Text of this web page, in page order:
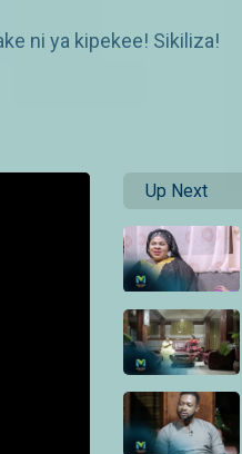
ni ya kipekee! Sikiliza!
Up Next